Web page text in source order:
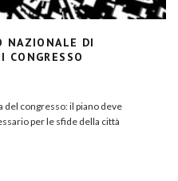
NAZIONALE DI
CONGRESSO
del congresso: il piano deve
per le sfide della città